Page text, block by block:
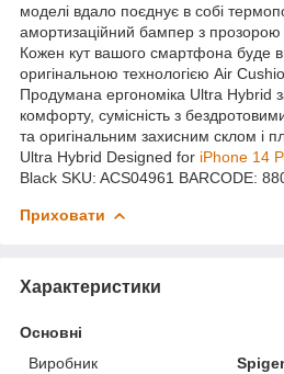
моделі вдало поєднує в собі
амортизаційний бампер з прозорою
Кожен кут вашого смартфона буде в
оригінальною технологією Air
Продумана ергономіка Ultra Hybrid
комфорту, сумісність з
та оригінальним захисним склом і
Ultra Hybrid Designed for iPhone 14
Black SKU: ACS04961 BARCODE:
Приховати
Характеристики
Основні
Виробник